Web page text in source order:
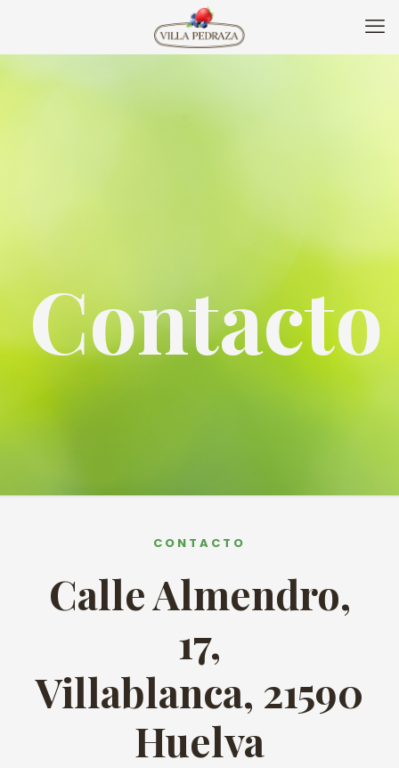
Contacto
CONTACTO
Calle Almendro,
17,
Villablanca, 21590
Huelva